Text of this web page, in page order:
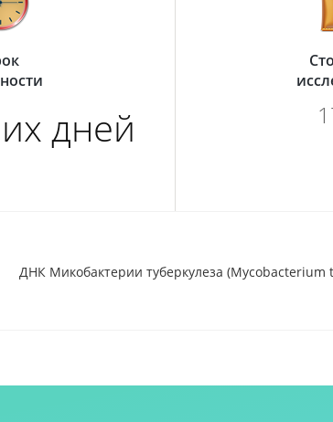
дней
ДНК Микобактерии туберкулеза